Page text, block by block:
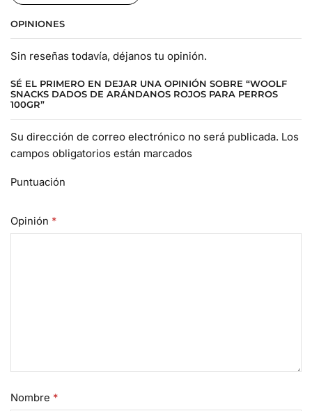
OPINIONES
Sin reseñas todavía, déjanos tu opinión.
SÉ EL PRIMERO EN DEJAR UNA OPINIÓN SOBRE “WOOLF
SNACKS DADOS DE ARÁNDANOS ROJOS PARA PERROS
100GR”
Su dirección de correo electrónico no será publicada. Los
campos obligatorios están marcados
Puntuación
Opinión *
Nombre *